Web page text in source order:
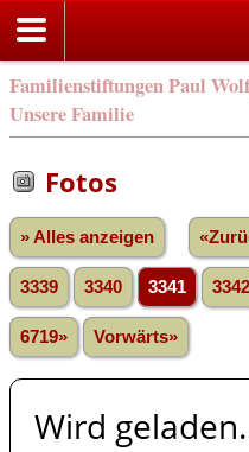
Familienstiftungen Paul
Unsere Familie
Fotos
» Alles anzeigen
3339 3340 3341 3342
6719» Vorwärts»
Wird